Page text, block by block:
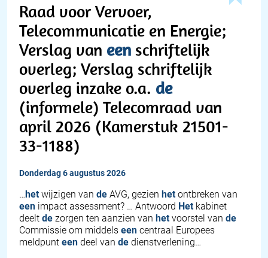
Raad voor Vervoer,
Telecommunicatie en Energie;
Verslag van een schriftelijk
overleg; Verslag schriftelijk
overleg inzake o.a. de
(informele) Telecomraad van
april 2026 (Kamerstuk 21501-
33-1188)
donderdag 6 augustus 2026
…het wijzigen van de AVG, gezien het ontbreken van
een impact assessment? … Antwoord Het kabinet
deelt de zorgen ten aanzien van het voorstel van de
Commissie om middels een centraal Europees
meldpunt een deel van de dienstverlening…